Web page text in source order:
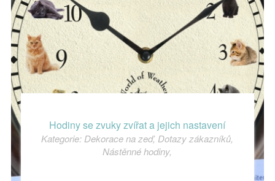
Hodiny se zvuky zvířat a jejich nastavení
Kategorie: Dekorace na zeď, Dotazy zákazníků,
Nástěnné hodiny,